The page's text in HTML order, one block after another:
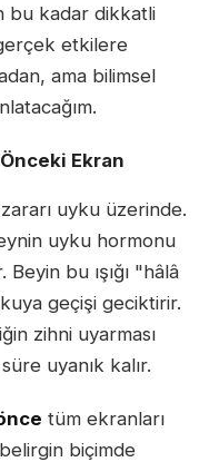
bu kadar dikkatli
etkilere
ama bilimsel
Ekran
uyku üzerinde.
uyku hormonu
Beyin bu ışığı "hâlâ
geçişi geciktirir.
zihni uyarması
uyanık kalır.
tüm ekranları
biçimde